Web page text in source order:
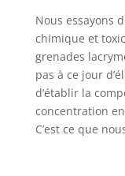
Nous essayons
chimique et
grenades
pas à ce jour
d’établir la
concentration
C’est ce que